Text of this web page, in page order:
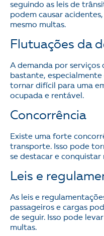
seguindo as leis de
podem causar
mesmo multas.
Flutuações da
A demanda por
bastante, especialmente
tornar difícil para uma
ocupada e rentável.
Concorrência
Existe uma forte
transporte. Isso pode
se destacar e conquistar
Leis e
As leis e
passageiros e cargas
de seguir. Isso pode
multas.